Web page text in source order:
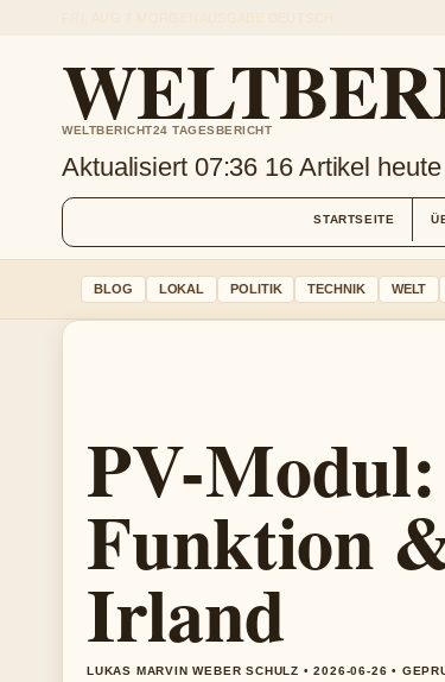
WELTBERICHT24 TAGESBERICHT
Aktualisiert 07:36 16 Artikel heute
STARTSEITE
BLOG LOKAL POLITIK TECHNIK WELT
PV-
Funktion
Irland
LUKAS MARVIN WEBER SCHULZ • 2026-06-26 •